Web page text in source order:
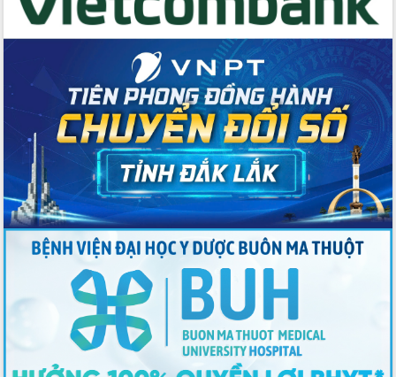
Du lịch Đắk Lắk nâng tầm trải nghiệm
du khách thông qua Hệ thống cơ sở dữ
Tập huấn ứng dụng trí tuệ nhân tạo (AI)
trong thương mại điện tử năm 2026
Đoàn đại biểu Quốc hội tỉnh Đắk Lắk
trao đổi thông tin trước Kỳ họp thứ
nhất, Quốc hội khóa XVI
Quyết liệt cải cách hành chính, khơi
thông nguồn lực phát triển
Nâng cao hiệu lực, hiệu quả HĐND
tỉnh thông qua hiện đại hóa hành chính
Xã Ea Phê gắn cải cách hành chính với
chuyển đổi số
Phó Chủ tịch Thường trực UBND tỉnh
Hồ Thị Nguyên Thảo làm việc tại Trung
tâm Phục vụ hành chính công xã Ea